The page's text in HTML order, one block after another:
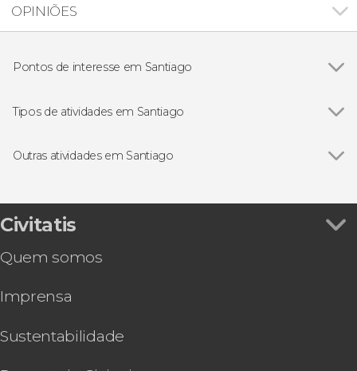
OPINIÕES
Pontos de interesse em Santiago
Catedral Metropolitana de Santiago
Valle Nevado
Tipos de atividades em Santiago
Excursões de um dia saindo de Santiago
Outras atividades em Santiago
Excursão ao Parque Safári de Rancagua
Excursão a Valparaíso e Viña del Mar
Excursão a Isla Negra, Algarrobo e Viña
Excursão à Vinícola Concha y Toro
Estação de esqui Portillo e Laguna del Inca
Civitatis
Quem somos
Imprensa
Sustentabilidade